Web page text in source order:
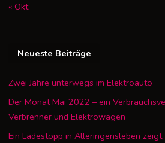
« Okt.
Neueste Beiträge
Zwei Jahre unterwegs im Elektroauto
Der Monat Mai 2022 – ein
Verbrenner und Elektrowagen
Ein Ladestopp in Alleringensleben